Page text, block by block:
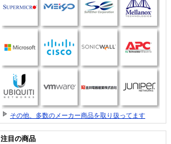
その他、多数のメーカー商品を取り扱ってます
注目の商品